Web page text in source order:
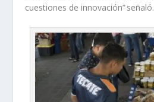
cuestiones de innovación” señaló.